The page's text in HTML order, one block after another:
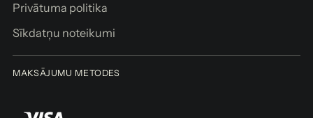
a
m
Saņemšana
Privātuma politika
Sīkdatņu noteikumi
MAKSĀJUMU METODES